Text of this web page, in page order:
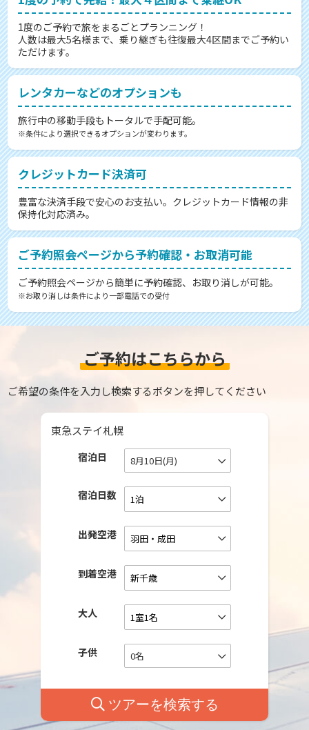
1度のご予約で旅をまるごとプランニング！
人数は最大5名様まで、乗り継ぎも往復最大4区間までご予約い
ただけます。
レンタカーなどのオプションも
旅行中の移動手段もトータルで手配可能。
※条件により選択できるオプションが変わります。
クレジットカード決済可
豊富な決済手段で安心のお支払い。クレジットカード情報の非
保持化対応済み。
ご予約照会ページから予約確認・お取消可能
ご予約照会ページから簡単に予約確認、お取り消しが可能。
※お取り消しは条件により一部電話での受付
ご予約はこちらから
ご希望の条件を入力し検索するボタンを押してください
東急ステイ札幌
宿泊日 8月10日(月)
宿泊日数
出発空港
到着空港
大人
子供 0名